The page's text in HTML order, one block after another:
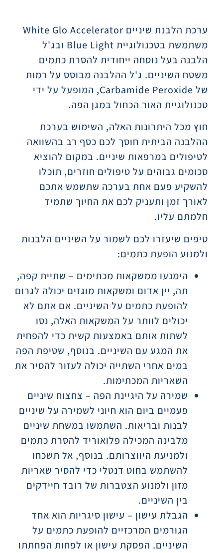
ערכת הלבנת שיניים White Glo Accelerator
משתמשת בטכנולוגיית Blue Light ובג'ל
הלבנה בעל נוסחה ייחודית להסרת כתמים
משטח השיניים. ג'ל ההלבנה מבוסס על רמות
של Carbamide Peroxide, המופעל על ידי
טכנולוגיית האור הכחול במגן הפה.
חוץ מכל היתרונות האלה, השימוש בערכת
ההלבנה הביתית חוסך לכם כסף רב בהשוואה
לטיפולים במרפאות שיניים. במקום להוציא
סכומים גבוהים על טיפולים חוזרים, תוכלו
להשקיע פעם אחת בערכה שתשמש אתכם
לאורך זמן ותעניק לכם את החיוך שתמיד
חלמתם עליו.
טיפים שיעזרו לכם לשמור על השיניים הלבנות
ולמנוע הופעת כתמים:
הימנעו ממשקאות מכתימים – שתיית קפה,
תה, יין אדום ומשקאות מוגזים יכולה לגרום
להופעת כתמים על השיניים. אם אתם לא
יכולים לוותר על המשקאות האלה, נסו
לשתות אותם באמצעות קשית כדי להפחית
את המגע עם השיניים. בנוסף, שטיפת הפה
במים אחרי השתייה יכולה לעזור להסיר את
השאריות המכתימות.
שמירה על היגיינת הפה – צחצוח שיניים
פעמיים ביום הוא חיוני לשמירה על שיניים
לבנות ובריאות. השתמשו במשחת שיניים
מלבינה המכילה פלואוריד להסרת כתמים
ולמניעת היווצרותם. בנוסף, אל תשכחו
להשתמש בחוט דנטלי כדי להסיר שאריות
מזון ולמנוע הצטברות של רובד חיידקים
בין השיניים.
הגבלת עישון – עישון סיגריות הוא אחד
הגורמים המרכזיים להופעת כתמים על
השיניים. הפסקת עישון או לפחות הפחתתו